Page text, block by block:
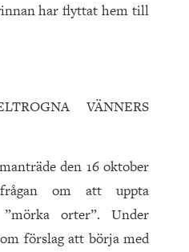
har flyttat hem till
VÄNNERS
den 16 oktober
frågan om att uppta
orter”. Under
förslag att börja med